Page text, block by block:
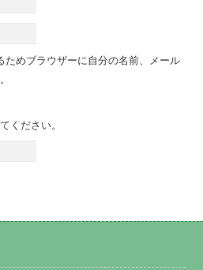
ためブラウザーに自分の名前、メール
ください。